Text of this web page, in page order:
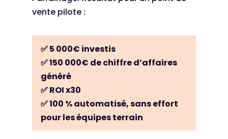
vente pilote :
✅ 5 000€ investis
✅ 150 000€ de chiffre d’affaires
généré
✅ ROI x30
✅ 100 % automatisé, sans effort
pour les équipes terrain